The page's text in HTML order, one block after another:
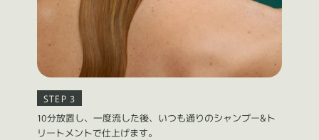
STEP 3
10分放置し、一度流した後、いつも通りのシャンプー&ト
リートメントで仕上げます。